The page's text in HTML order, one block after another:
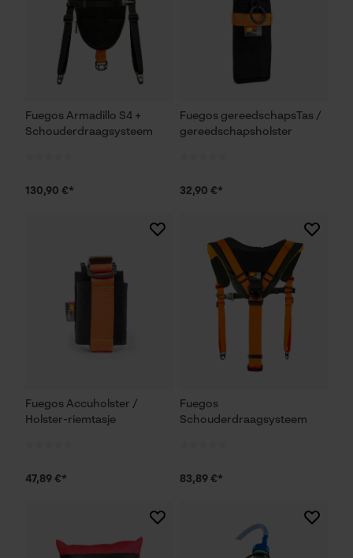
Fuegos Armadillo S4 +
Schouderdraagsysteem
130,90 €*
Fuegos gereedschapsTas /
gereedschapsholster
32,90 €*
Fuegos Accuholster /
Holster-riemtasje
47,89 €*
Fuegos
Schouderdraagsysteem
83,89 €*